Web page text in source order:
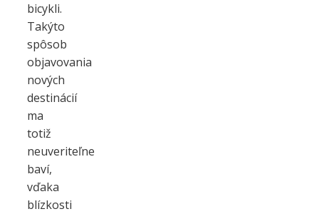
bicykli.
Takýto
spôsob
objavovania
nových
destinácií
ma
totiž
neuveriteľne
baví,
vďaka
blízkosti